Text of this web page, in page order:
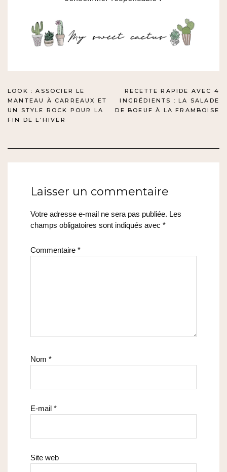
NAVIGATION
DE
L’ARTICLE
LOOK : ASSOCIER LE
MANTEAU À CARREAUX ET
UN STYLE ROCK POUR LA
FIN DE L'HIVER
RECETTE RAPIDE AVEC 4
INGRÉDIENTS : LA SALADE
DE BOEUF À LA FRAMBOISE
Laisser un commentaire
Votre adresse e-mail ne sera pas publiée. Les
champs obligatoires sont indiqués avec *
Commentaire *
Nom *
E-mail *
Site web